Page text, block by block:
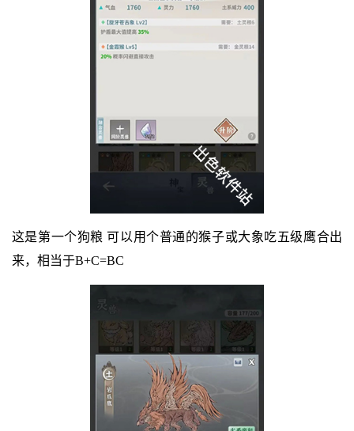
这是第一个狗粮 可以用个普通的猴子或大象吃五级鹰合出
来，相当于B+C=BC